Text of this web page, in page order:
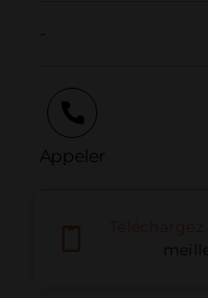
Appeler
Signaler